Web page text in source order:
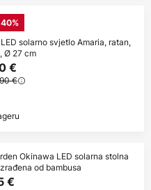
solarno svjetlo Amaria, ratan,
Ø 27 cm
€
€
Okinawa LED solarna stolna
od bambusa
€